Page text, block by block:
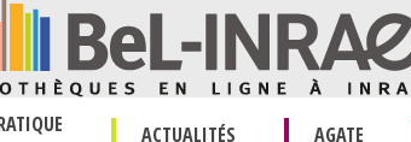
ACTUALITÉS AGATE